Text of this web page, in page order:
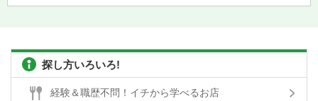
探し方いろいろ!
経験＆職歴不問！イチから学べるお店